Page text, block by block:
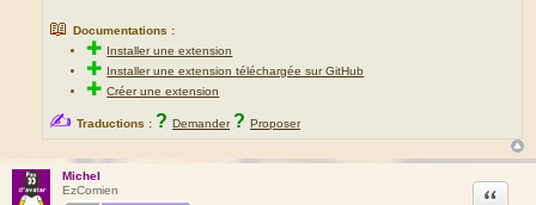
📖 Documentations :
✚ Installer une extension
✚ Installer une extension téléchargée sur GitHub
✚Créer une extension
✍ Traductions : ? Demander ? Proposer
Michel
EzComien
Citation